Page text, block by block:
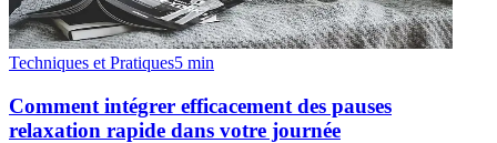
Techniques et Pratiques5 min
Comment intégrer efficacement des pauses
relaxation rapide dans votre journée